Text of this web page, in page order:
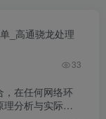
_高通骁龙处理
33
，在任何网络环
分析与实际应